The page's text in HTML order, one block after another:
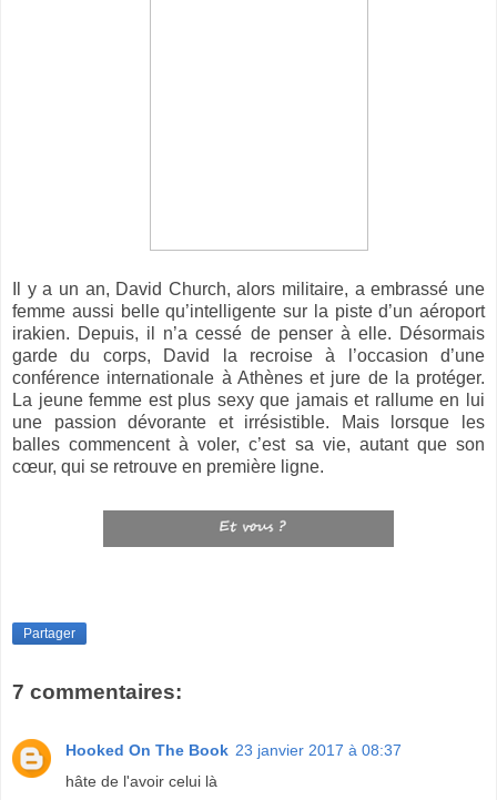
Il y a un an, David Church, alors militaire, a embrassé une
femme aussi belle qu’intelligente sur la piste d’un aéroport
irakien. Depuis, il n’a cessé de penser à elle. Désormais
garde du corps, David la recroise à l’occasion d’une
conférence internationale à Athènes et jure de la protéger.
La jeune femme est plus sexy que jamais et rallume en lui
une passion dévorante et irrésistible. Mais lorsque les
balles commencent à voler, c’est sa vie, autant que son
cœur, qui se retrouve en première ligne.
Partager
7 commentaires:
Hooked On The Book 23 janvier 2017 à 08:37
hâte de l'avoir celui là